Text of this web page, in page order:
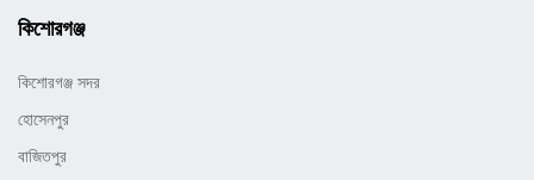
কিশোরগঞ্জ
কিশোরগঞ্জ সদর
হোসেনপুর
বাজিতপুর